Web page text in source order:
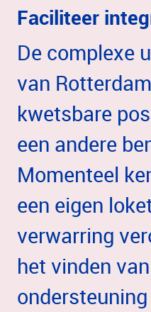
Faciliteer
De complexe
van
kwetsbare
een andere
Momenteel
een eigen
verwarring
het vinden